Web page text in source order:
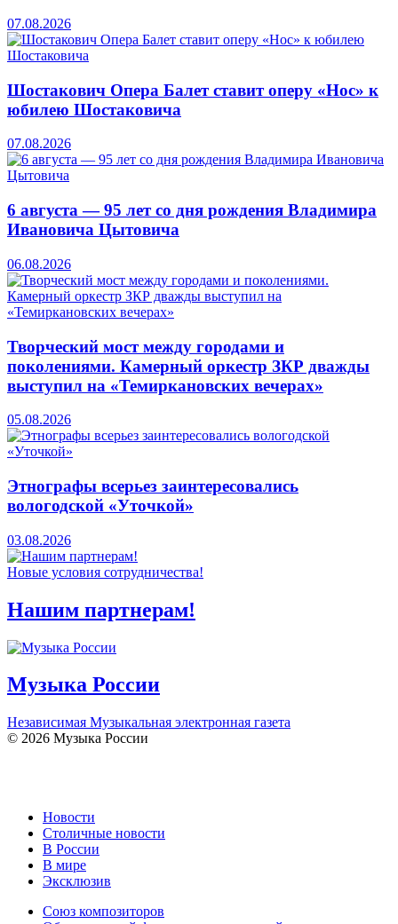
07.08.2026
Шостакович Опера Балет ставит оперу «Нос» к
юбилею Шостаковича
07.08.2026
6 августа — 95 лет со дня рождения Владимира
Ивановича Цытовича
06.08.2026
Творческий мост между городами и
поколениями. Камерный оркестр ЗКР дважды
выступил на «Темиркановских вечерах»
05.08.2026
Этнографы всерьез заинтересовались
вологодской «Уточкой»
03.08.2026
Новые условия сотрудничества!
Нашим партнерам!
Музыка России
Независимая Музыкальная электронная газета
© 2026 Музыка России
Новости
Столичные новости
В России
В мире
Эксклюзив
Союз композиторов